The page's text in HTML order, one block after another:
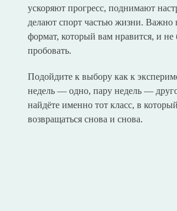
ускоряют прогресс, поднимают
делают спорт частью жизни. Важно
формат, который вам нравится, и не
пробовать.
Подойдите к выбору как к
недель — одно, пару недель —
найдёте именно тот класс, в
возвращаться снова и снова.